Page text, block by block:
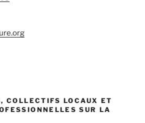
COLLECTIFS LOCAUX ET
SUR LA